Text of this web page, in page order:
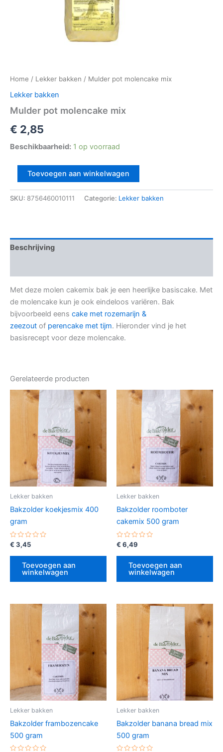
Home / Lekker bakken / Mulder pot molencake mix
Lekker bakken
Mulder pot molencake mix
€ 2,85
Beschikbaarheid: 1 op voorraad
Toevoegen aan winkelwagen
SKU: 8756460010111 Categorie: Lekker bakken
Beschrijving
Met deze molen cakemix bak je een heerlijke basiscake. Met
de molencake kun je ook eindeloos variëren. Bak
bijvoorbeeld eens cake met rozemarijn &
zeezout of perencake met tijm. Hieronder vind je het
basisrecept voor deze molencake.
Gerelateerde producten
Lekker bakken
Bakzolder koekjesmix 400
gram
Gewaardeerd
uit
€ 3,45
Toevoegen aan
winkelwagen
Lekker bakken
Bakzolder roomboter
cakemix 500 gram
Gewaardeerd
uit
€ 6,49
Toevoegen aan
winkelwagen
Lekker bakken
Bakzolder frambozencake
500 gram
Lekker bakken
Bakzolder banana bread mix
500 gram